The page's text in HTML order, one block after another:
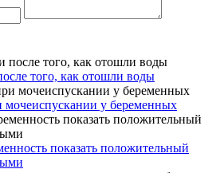
того, как отошли воды
мочеиспускании у беременных
показать положительный